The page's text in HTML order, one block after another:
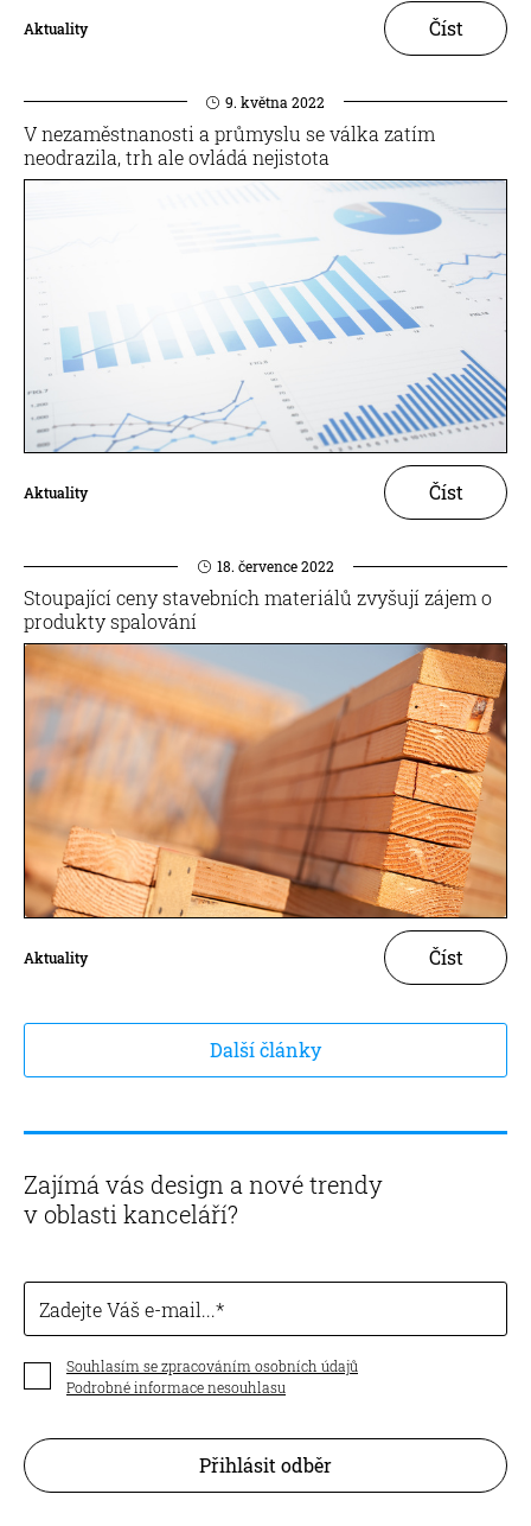
Aktuality Číst
9. května 2022
V nezaměstnanosti a průmyslu se válka zatím
neodrazila, trh ale ovládá nejistota
Aktuality Číst
18. července 2022
Stoupající ceny stavebních materiálů zvyšují zájem o
produkty spalování
Aktuality Číst
Další články
Zajímá vás design a nové trendy
v oblasti kanceláří?
Zadejte Váš e-mail...
Souhlasím se zpracováním osobních údajů
Podrobné informace nesouhlasu
Přihlásit odběr